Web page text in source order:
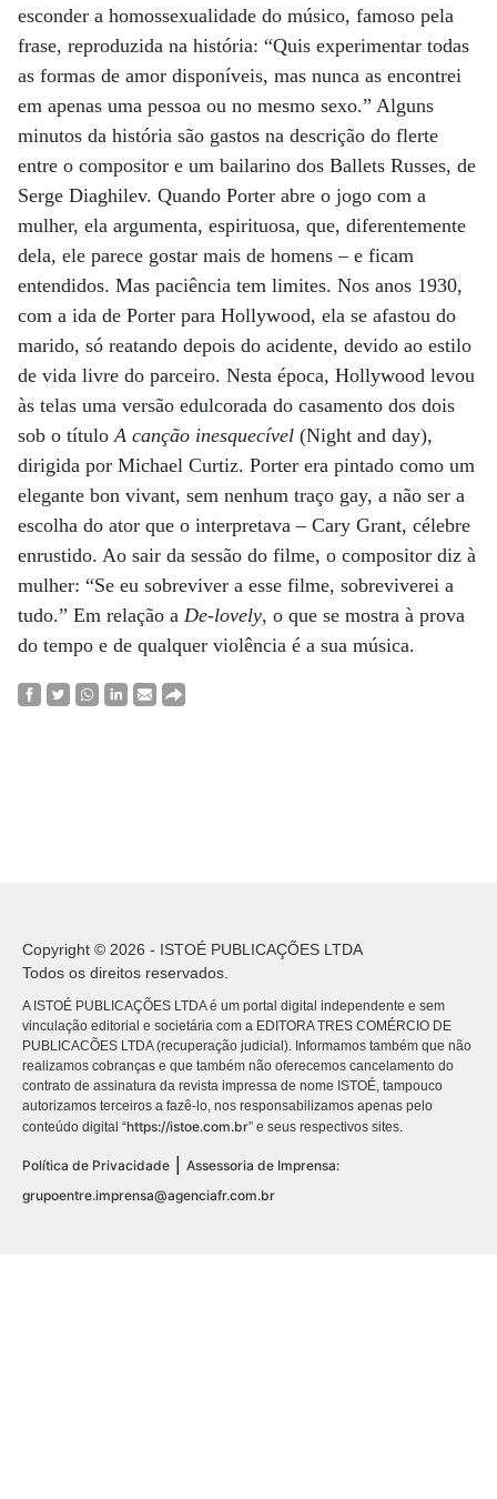
esconder a homossexualidade do músico, famoso pela
frase, reproduzida na história: “Quis experimentar todas
as formas de amor disponíveis, mas nunca as encontrei
em apenas uma pessoa ou no mesmo sexo.” Alguns
minutos da história são gastos na descrição do flerte
entre o compositor e um bailarino dos Ballets Russes, de
Serge Diaghilev. Quando Porter abre o jogo com a
mulher, ela argumenta, espirituosa, que, diferentemente
dela, ele parece gostar mais de homens – e ficam
entendidos. Mas paciência tem limites. Nos anos 1930,
com a ida de Porter para Hollywood, ela se afastou do
marido, só reatando depois do acidente, devido ao estilo
de vida livre do parceiro. Nesta época, Hollywood levou
às telas uma versão edulcorada do casamento dos dois
sob o títuloA canção inesquecível (Night and day),
dirigida por Michael Curtiz. Porter era pintado como um
elegante bon vivant, sem nenhum traço gay, a não ser a
escolha do ator que o interpretava – Cary Grant, célebre
enrustido. Ao sair da sessão do filme, o compositor diz à
mulher: “Se eu sobreviver a esse filme, sobreviverei a
tudo.” Em relação a De-lovely, o que se mostra à prova
do tempo e de qualquer violência é a sua música.
Copyright © 2026 - ISTOÉ PUBLICAÇÕES LTDA
Todos os direitos reservados.
A ISTOÉ PUBLICAÇÕES LTDA é um portal digital independente e sem
vinculação editorial e societária com a EDITORA TRES COMÉRCIO DE
PUBLICACÕES LTDA (recuperação judicial). Informamos também que não
realizamos cobranças e que também não oferecemos cancelamento do
contrato de assinatura da revista impressa de nome ISTOÉ, tampouco
autorizamos terceiros a fazê-lo, nos responsabilizamos apenas pelo
conteúdo digital “https://istoe.com.br” e seus respectivos sites.
Política de Privacidade
Assessoria de Imprensa:
grupoentre.imprensa@agenciafr.com.br